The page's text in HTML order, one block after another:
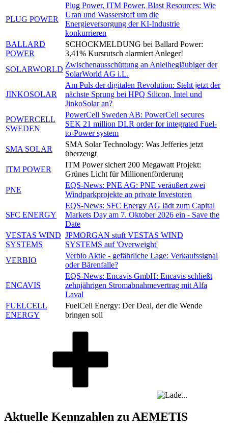
PLUG POWER
Plug Power, ITM Power, Blast Resources: Wie
Uran und Wasserstoff um die
Energieversorgung der KI-Industrie
konkurrieren
BALLARD
POWER
SCHOCKMELDUNG bei Ballard Power:
3,41% Kursrutsch alarmiert Anleger!
SOLARWORLD
Zwischenausschüttung an Anleihegläubiger der
SolarWorld AG i.L.
JINKOSOLAR
Am Puls der digitalen Revolution: Steht jetzt der
nächste Sprung bei HPQ Silicon, Intel und
JinkoSolar an?
POWERCELL
SWEDEN
PowerCell Sweden AB: PowerCell secures
SEK 21 million DLR order for integrated Fuel-
to-Power system
SMA SOLAR
SMA Solar Technology: Was Jefferies jetzt
überzeugt
ITM POWER
ITM Power sichert 200 Megawatt Projekt:
Grünes Licht für Millionenförderung
PNE
EQS-News: PNE AG: PNE veräußert zwei
Windparkprojekte an private Investoren
SFC ENERGY
EQS-News: SFC Energy AG lädt zum Capital
Markets Day am 7. Oktober 2026 ein - Save the
Date
VESTAS WIND
SYSTEMS
JPMORGAN stuft VESTAS WIND
SYSTEMS auf 'Overweight'
VERBIO
Verbio Aktie - gefährliche Lage: Verkaufssignal
oder Bärenfalle?
ENCAVIS
EQS-News: Encavis GmbH: Encavis schließt
zehnjährigen Stromabnahmevertrag mit Alfa
Laval
FUELCELL
ENERGY
FuelCell Energy: Der Deal, der die Wende
bringen soll
Aktuelle Kennzahlen zu AEMETIS